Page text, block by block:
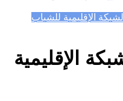
الإقليمية للشباب
الإقليمية